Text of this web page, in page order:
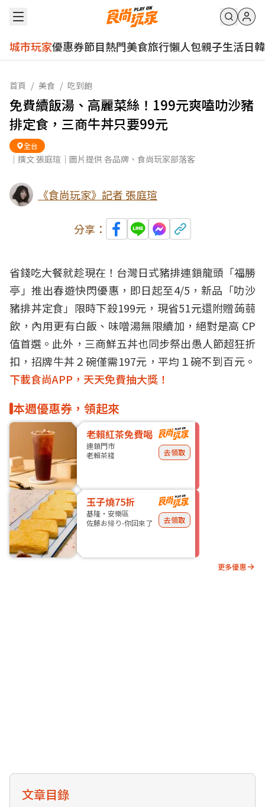
城市玩家優惠券節目熱門美食旅行懶人包親子生活日韓
首頁 / 美食 / 吃到飽
免費續飯湯、高麗菜絲！199元爽嗑叻沙豬
排定食，三商牛丼只要99元
全台
｜撰文 張庭瑄｜圖片提供 各品牌、食尚玩家部落客
《食尚玩家》記者 張庭瑄
分享：
省錢吃大餐就趁現在！台灣日式豬排連鎖龍頭「福勝
亭」推出春遊快閃優惠，即日起至4/5，新品「叻沙
豬排丼定食」限時下殺199元，現省51元還附贈蒟蒻
飲，內用更有白飯、味噌湯無限續加，絕對是高 CP
值首選。此外，三商鮮五丼也同步祭出愚人節超狂折
扣，招牌牛丼２碗僅需197元，平均１碗不到百元。
下載食尚APP，天天免費抽大獎！
本週優惠券，領起來
老賴紅茶免費喝
連鎖門市
老賴茶棧
去領取
玉子燒75折
基隆・安樂區
佐藤お帰り-你回來了
去領取
更多優惠
文章目錄